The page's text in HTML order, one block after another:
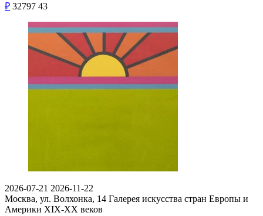
₽ 32797 43
2026-07-21 2026-11-22
Москва, ул. Волхонка, 14 Галерея искусства стран Европы и
Америки XIX-ХХ веков